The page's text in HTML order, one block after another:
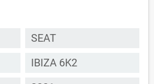
SEAT
IBIZA 6K2